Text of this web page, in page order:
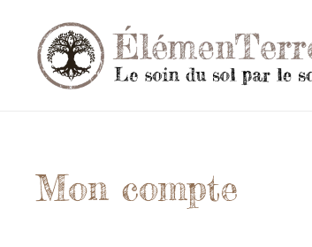
Mon compte